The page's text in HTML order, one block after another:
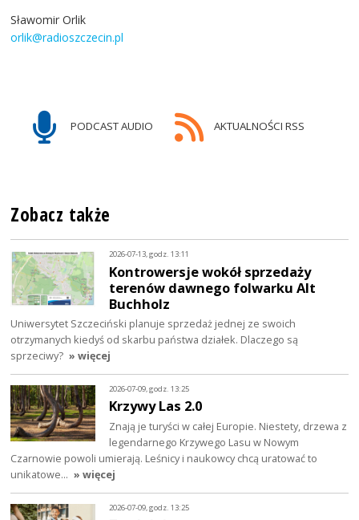
Sławomir Orlik
orlik@radioszczecin.pl
PODCAST AUDIO AKTUALNOŚCI RSS
Zobacz także
2026-07-13, godz. 13:11
Kontrowersje wokół sprzedaży
terenów dawnego folwarku Alt
Buchholz
Uniwersytet Szczeciński planuje sprzedaż jednej ze swoich
otrzymanych kiedyś od skarbu państwa działek. Dlaczego są
sprzeciwy? » więcej
2026-07-09, godz. 13:25
Krzywy Las 2.0
Znają je turyści w całej Europie. Niestety, drzewa z
legendarnego Krzywego Lasu w Nowym
Czarnowie powoli umierają. Leśnicy i naukowcy chcą uratować to
unikatowe… » więcej
2026-07-09, godz. 13:25